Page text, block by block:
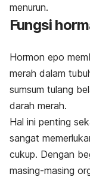
menurun.
Fungsi
Hormon epo
merah dalam
sumsum tulang
darah merah.
Hal ini penting
sangat
cukup. Dengan
masing-masing